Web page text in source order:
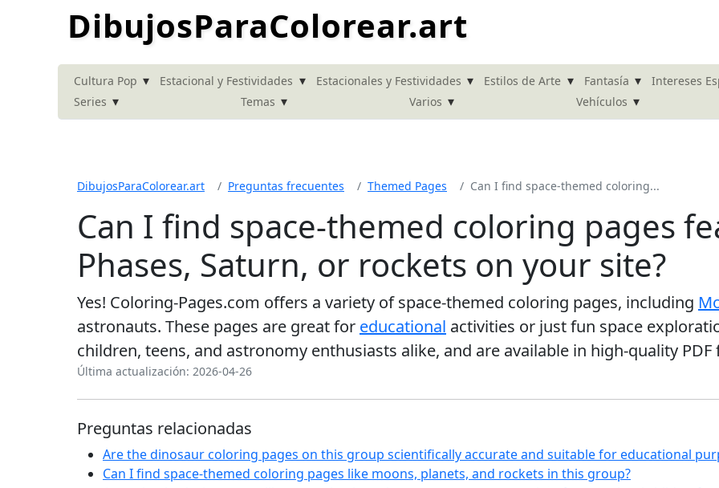
DibujosParaColorear.art
Cultura Pop ▾ Estacional y Festividades ▾ Estacionales y Festividades ▾ Estilos de Arte ▾ Fantasía ▾ Intereses
Series ▾ Temas ▾ Varios ▾ Vehículos ▾
DibujosParaColorear.art Preguntas frecuentes Themed Pages Can I find space-themed coloring...
Can I find space-themed coloring pages
Phases, Saturn, or rockets on your site?
Yes! Coloring-Pages.com offers a variety of space-themed coloring pages, including
astronauts. These pages are great for educational activities or just fun space
children, teens, and astronomy enthusiasts alike, and are available in high-quality
Última actualización: 2026-04-26
Preguntas relacionadas
Are the dinosaur coloring pages on this group scientifically accurate and suitable for educational
Can I find space-themed coloring pages like moons, planets, and rockets in this group?